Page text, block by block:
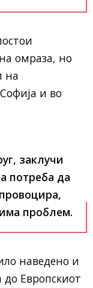
омраза, но
на
и во
заклучи
потреба да
проблем.
наведено и
до Европскиот